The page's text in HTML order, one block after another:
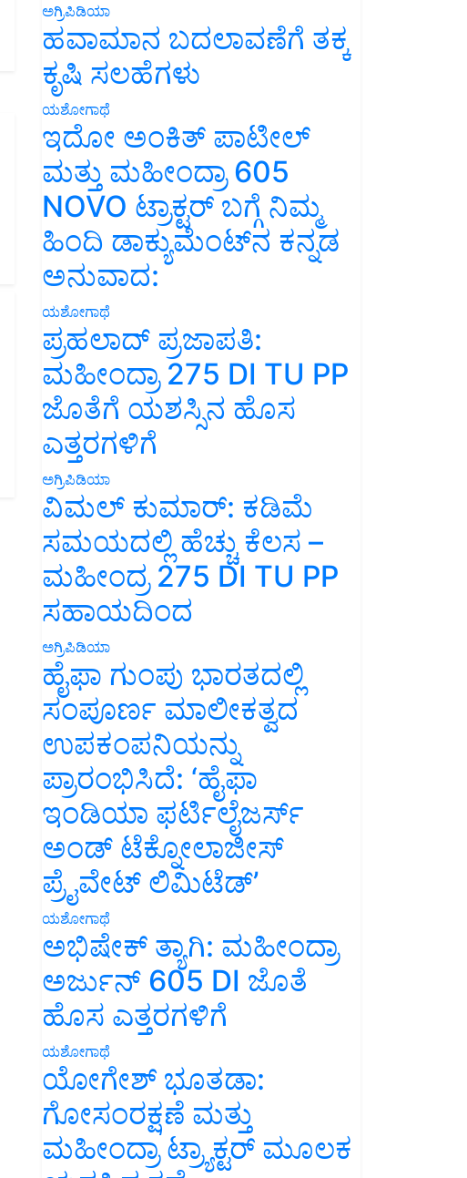
ಅಗ್ರಿಪಿಡಿಯಾ
ಹವಾಮಾನ ಬದಲಾವಣೆಗೆ ತಕ್ಕ
ಕೃಷಿ ಸಲಹೆಗಳು
ಯಶೋಗಾಥೆ
ಇದೋ ಅಂಕಿತ್ ಪಾಟೀಲ್
ಮತ್ತು ಮಹೀಂದ್ರಾ 605
NOVO ಟ್ರಾಕ್ಟರ್ ಬಗ್ಗೆ ನಿಮ್ಮ
ಹಿಂದಿ ಡಾಕ್ಯುಮೆಂಟ್‌ನ ಕನ್ನಡ
ಅನುವಾದ:
ಯಶೋಗಾಥೆ
ಪ್ರಹಲಾದ್ ಪ್ರಜಾಪತಿ:
ಮಹೀಂದ್ರಾ 275 DI TU PP
ಜೊತೆಗೆ ಯಶಸ್ಸಿನ ಹೊಸ
ಎತ್ತರಗಳಿಗೆ
ಅಗ್ರಿಪಿಡಿಯಾ
ವಿಮಲ್ ಕುಮಾರ್: ಕಡಿಮೆ
ಸಮಯದಲ್ಲಿ ಹೆಚ್ಚು ಕೆಲಸ –
ಮಹೀಂದ್ರ 275 DI TU PP
ಸಹಾಯದಿಂದ
ಅಗ್ರಿಪಿಡಿಯಾ
ಹೈಫಾ ಗುಂಪು ಭಾರತದಲ್ಲಿ
ಸಂಪೂರ್ಣ ಮಾಲೀಕತ್ವದ
ಉಪಕಂಪನಿಯನ್ನು
ಪ್ರಾರಂಭಿಸಿದೆ: ‘ಹೈಫಾ
ಇಂಡಿಯಾ ಫರ್ಟಿಲೈಜರ್ಸ್
ಅಂಡ್ ಟೆಕ್ನೋಲಾಜೀಸ್
ಪ್ರೈವೇಟ್ ಲಿಮಿಟೆಡ್’
ಯಶೋಗಾಥೆ
ಅಭಿಷೇಕ್ ತ್ಯಾಗಿ: ಮಹೀಂದ್ರಾ
ಅರ್ಜುನ್ 605 DI ಜೊತೆ
ಹೊಸ ಎತ್ತರಗಳಿಗೆ
ಯಶೋಗಾಥೆ
ಯೋಗೇಶ್ ಭೂತಡಾ:
ಗೋಸಂರಕ್ಷಣೆ ಮತ್ತು
ಮಹೀಂದ್ರಾ ಟ್ರ್ಯಾಕ್ಟರ್ ಮೂಲಕ